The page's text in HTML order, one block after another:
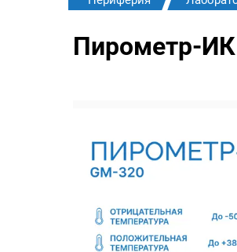
Пирометр-